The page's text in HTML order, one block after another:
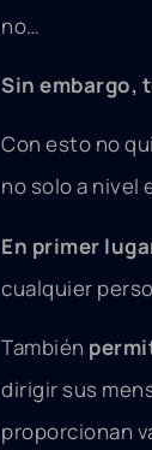
no…
Sin embargo,
Con esto no
no solo a nivel
En primer
cualquier
También
dirigir sus
proporcionan